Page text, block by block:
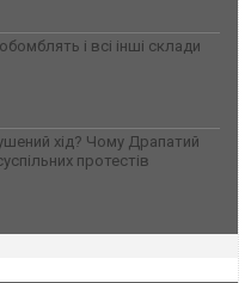
і всі інші склади
хід? Чому Драпатий
протестів